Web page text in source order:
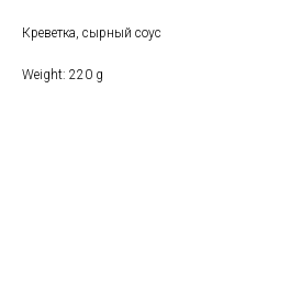
Креветка, сырный соус
Weight: 220 g